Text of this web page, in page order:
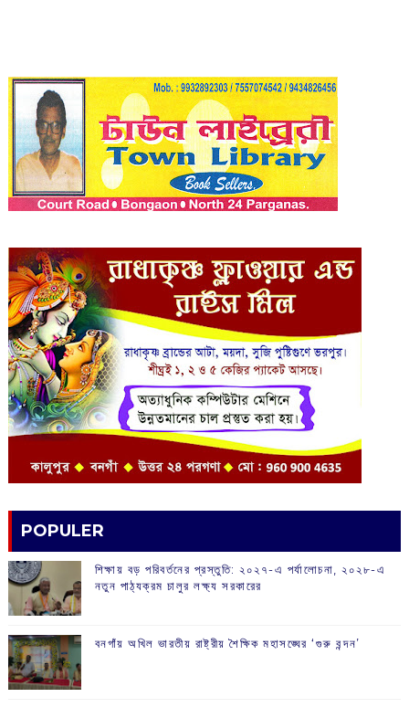
POPULER
শিক্ষায় বড় পরিবর্তনের প্রস্তুতি: ২০২৭-এ পর্যালোচনা, ২০২৮-এ
নতুন পাঠ্যক্রম চালুর লক্ষ্য সরকারের
বনগাঁয় অখিল ভারতীয় রাষ্ট্রীয় শৈক্ষিক মহাসঙ্ঘের ‘গুরু বন্দন’